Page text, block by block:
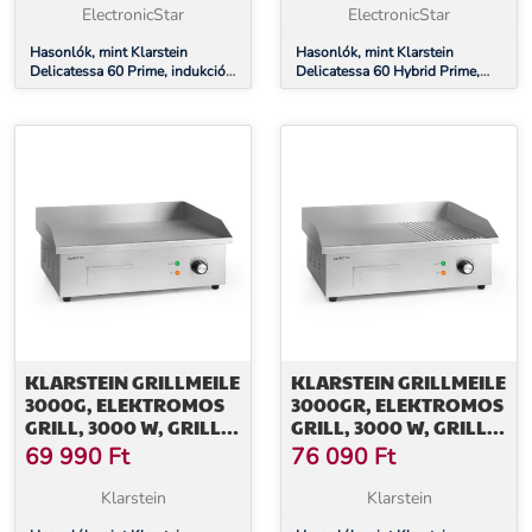
ElectronicStar
Hasonlók, mint Klarstein
Delicatessa 60 Prime, indukciós
főzőlap, 7000 W, 4 zóna,
ZÓNA, FEKETE
ElectronicStar
Hasonlók, mint Klarstein
Delicatessa 60 Hybrid Prime,
indukciós főzőlap, indukció,
KLARSTEIN GRILLMEILE
3000G, ELEKTROMOS
GRILL, 3000 W, GRILL
LAP, 54,5 X 35 CM, SIMA
69 990 Ft
Klarstein
KLARSTEIN GRILLMEILE
3000GR, ELEKTROMOS
GRILL, 3000 W, GRILL
LAP, 54,5 X 35 CM,
SIMA/BORDÁS
76 090 Ft
Klarstein